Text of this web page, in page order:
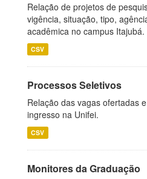
Relação de projetos de
vigência, situação, tipo,
acadêmica no campus Itajubá.
CSV
Processos Seletivos
Relação das vagas ofertadas
ingresso na Unifei.
CSV
Monitores da Graduação